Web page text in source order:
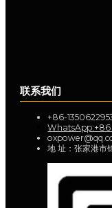
联系我们
+86-
WhatsApp:+86
地 址：张家港市